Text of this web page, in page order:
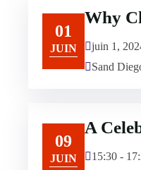
01
JUIN
Why
juin 1,
Sand
09
JUIN
A
15:30 -